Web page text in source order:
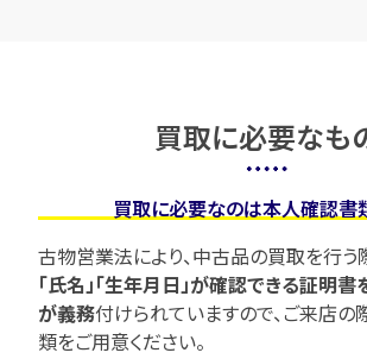
買取に必要なも
買取に必要なのは本人確認書
古物営業法により、中古品の買取を行う
「氏名」「生年月日」が確認できる証明
が義務付けられていますので、ご来店の
類をご用意ください。